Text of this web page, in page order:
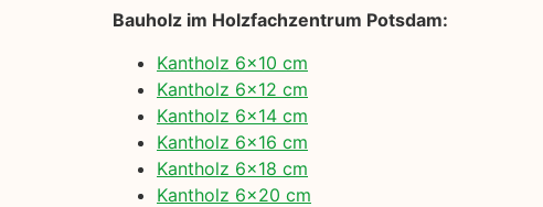
Bauholz im Holzfachzentrum Potsdam:
Kantholz 6×10 cm
Kantholz 6×12 cm
Kantholz 6×14 cm
Kantholz 6×16 cm
Kantholz 6×18 cm
Kantholz 6×20 cm